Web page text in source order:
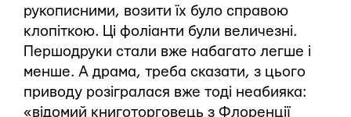
рукописними, возити їх було справою
клопіткою. Ці фоліанти були величезні.
Першодруки стали вже набагато легше і
менше. А драма, треба сказати, з цього
приводу розігралася вже тоді неабияка:
«відомий книготорговець з Флоренції